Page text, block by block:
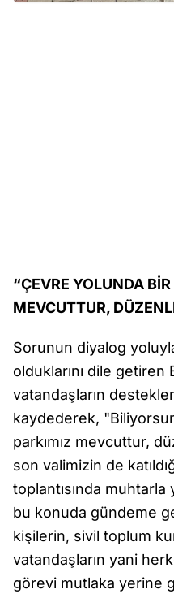
“ÇEVRE YOLUNDA
MEVCUTTUR,
Sorunun diyalog
olduklarını dile
vatandaşların
kaydederek,
parkımız mevcuttur,
son valimizin de
toplantısında muhtarla
bu konuda gündeme
kişilerin, sivil toplum
vatandaşların yani
görevi mutlaka yerine